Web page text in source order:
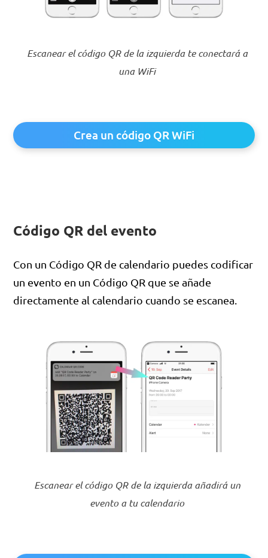
Escanear el código QR de la izquierda te conectará a
una WiFi
Crea un código QR WiFi
Código QR del evento
Con un Código QR de calendario puedes codificar
un evento en un Código QR que se añade
directamente al calendario cuando se escanea.
Escanear el código QR de la izquierda añadirá un
evento a tu calendario